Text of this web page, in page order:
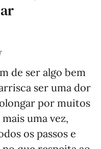
de ser algo bem
ser uma dor
por muitos
uma vez,
os passos e